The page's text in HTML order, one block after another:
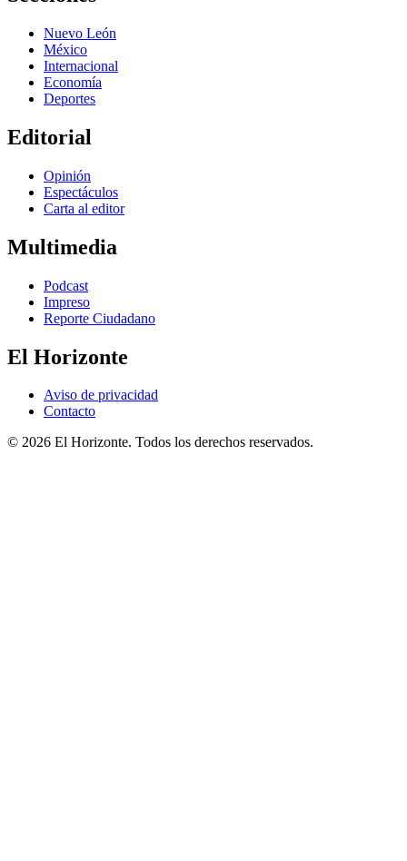
Nuevo León
México
Internacional
Economía
Deportes
Editorial
Opinión
Espectáculos
Carta al editor
Multimedia
Podcast
Impreso
Reporte Ciudadano
El Horizonte
Aviso de privacidad
Contacto
© 2026 El Horizonte. Todos los derechos reservados.